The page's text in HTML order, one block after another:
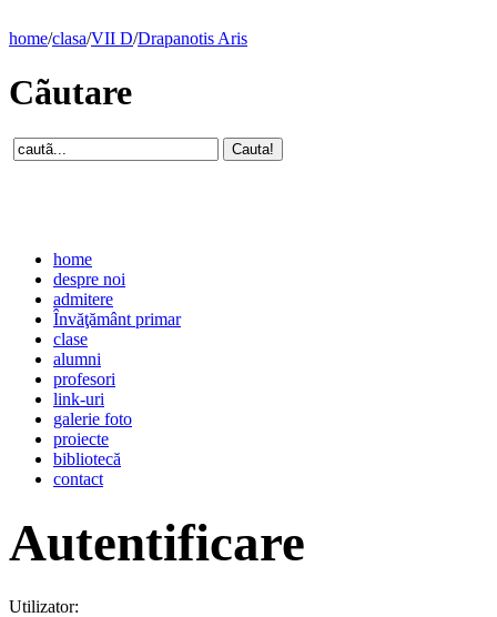
home/clasa/VII D/Drapanotis Aris
Cãutare
home
despre noi
admitere
Învăţământ primar
clase
alumni
profesori
link-uri
galerie foto
proiecte
bibliotecă
contact
Autentificare
Utilizator: